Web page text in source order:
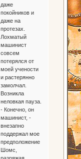
даже
покойников и
даже на
протезах.
Лохматый
машинист
совсем
потерялся от
моей учености
и растерянно
замолчал.
Возникла
неловкая пауза.
- Конечно, он
машинист, -
внезапно
поддержал мое
предположение
Шомс,